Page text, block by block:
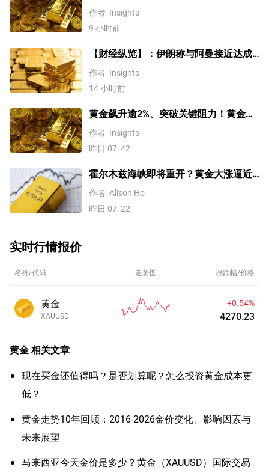
底”确立剑指这一目标！
作者 Insights
9 小时前
【财经纵览】：伊朗称与阿曼接近达成
协议，黄金涨超200美元、WTI原油三连
跌，道指续创历史新高！
作者 Insights
14 小时前
黄金飙升逾2%、突破关键阻力！黄金、
WTI原油、美元指数、纳指100指数技术
分析
作者 Insights
昨日 07: 42
霍尔木兹海峡即将重开？黄金大涨逼近
4200美元！原油价格3连跌
作者 Alison Ho
昨日 07: 22
实时行情报价
名称/代码 走势图 涨跌幅/价格
黄金
XAUUSD
+0.54%
4270.23
黄金相关文章
现在买金还值得吗？是否划算呢？怎么投资黄金成本更
低？
黄金走势10年回顾：2016-2026金价变化、影响因素与
未来展望
马来西亚今天金价是多少？黄金（XAUUSD）国际交易